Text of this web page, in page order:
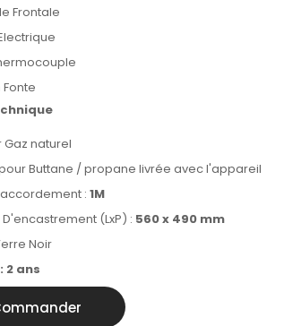
Frontale
Fonte
naturel
Buttane / propane livrée avec l'appareil
: 1M
(LxP) : 560 x 490 mm
Noir
2 ans